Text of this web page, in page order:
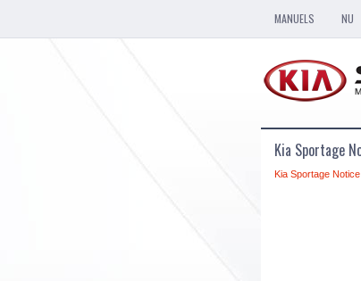
MANUELS NU
Kia Sportage
Kia Sportage